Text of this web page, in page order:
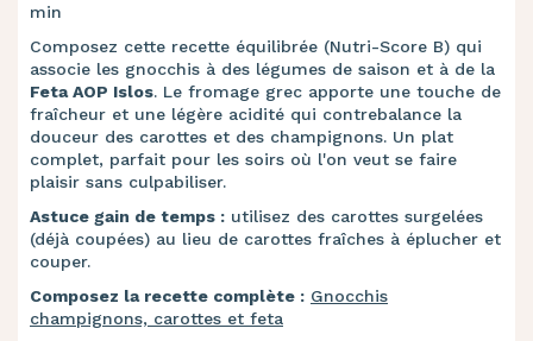
min
Composez cette recette équilibrée (Nutri-Score B) qui
associe les gnocchis à des légumes de saison et à de la
Feta AOP Islos. Le fromage grec apporte une touche de
fraîcheur et une légère acidité qui contrebalance la
douceur des carottes et des champignons. Un plat
complet, parfait pour les soirs où l'on veut se faire
plaisir sans culpabiliser.
Astuce gain de temps : utilisez des carottes surgelées
(déjà coupées) au lieu de carottes fraîches à éplucher et
couper.
Composez la recette complète : Gnocchis
champignons, carottes et feta